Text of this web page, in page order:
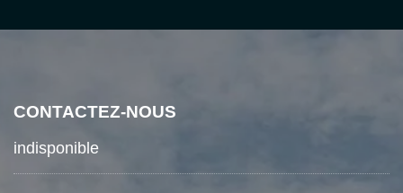
CONTACTEZ-NOUS
indisponible